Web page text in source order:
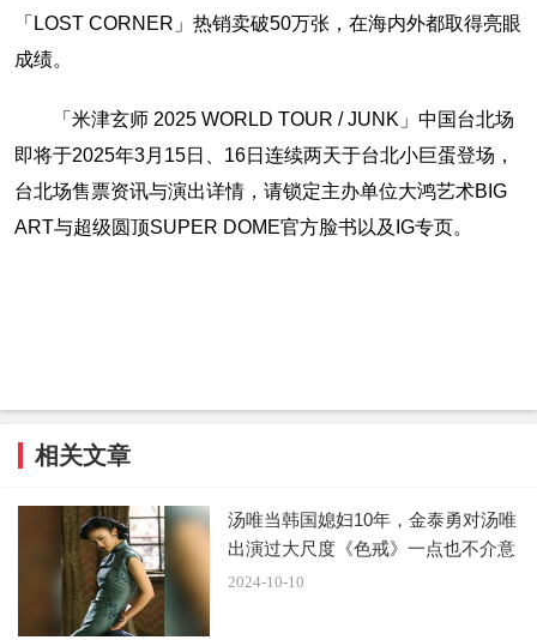
「LOST CORNER」热销卖破50万张，在海内外都取得亮眼
成绩。
「米津玄师 2025 WORLD TOUR / JUNK」中国台北场
即将于2025年3月15日、16日连续两天于台北小巨蛋登场，
台北场售票资讯与演出详情，请锁定主办单位大鸿艺术BIG
ART与超级圆顶SUPER DOME官方脸书以及IG专页。
相关文章
汤唯当韩国媳妇10年，金泰勇对汤唯
出演过大尺度《色戒》一点也不介意
2024-10-10